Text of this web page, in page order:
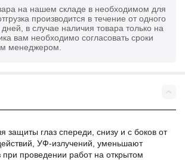
на нашем складе в необходимом для
производится в течение от одного
в случае наличия товара только на
вам необходимо согласовать сроки
менеджером.
защиты глаз спереди, снизу и с боков от
УФ-излучений, уменьшают
при проведении работ на открытом